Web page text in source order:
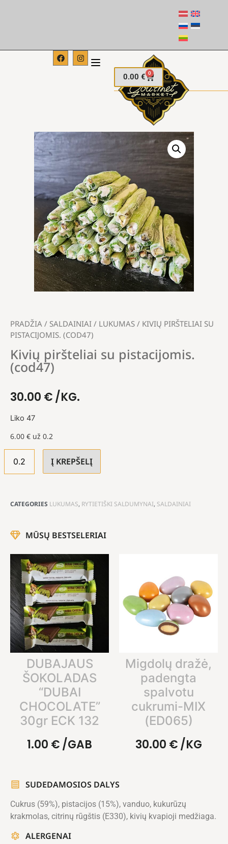
0.00 € 0
PRADŽIA / SALDAINIAI / LUKUMAS / KIVIŲ PIRŠTELIAI SU
PISTACIJOMIS. (COD47)
Kivių piršteliai su pistacijomis.
(cod47)
30.00 €/KG.
Liko 47
6.00 € už 0.2
Į KREPŠELĮ
CATEGORIES LUKUMAS, RYTIETIŠKI SALDUMYNAI, SALDAINIAI
MŪSŲ BESTSELERIAI
DUBAJAUS
ŠOKOLADAS
“DUBAI
CHOCOLATE”
30gr ECK 132
1.00 €/GAB
Migdolų dražė,
padengta
spalvotu
cukrumi-MIX
(ED065)
30.00 €/KG
SUDEDAMOSIOS DALYS
Cukrus (59%), pistacijos (15%), vanduo, kukurūzų
krakmolas, citrinų rūgštis (E330), kivių kvapioji medžiaga.
ALERGENAI